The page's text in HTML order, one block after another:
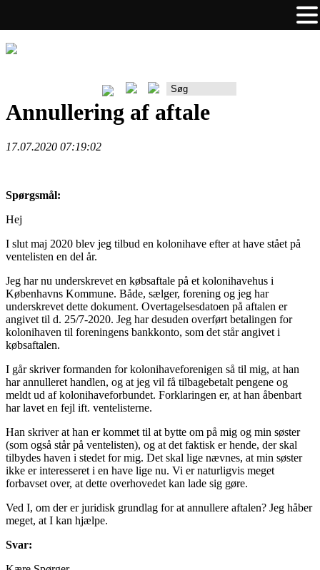
Annullering af aftale
17.07.2020 07:19:02
Spørgsmål:
Hej
I slut maj 2020 blev jeg tilbud en kolonihave efter at have stået på
ventelisten en del år.
Jeg har nu underskrevet en købsaftale på et kolonihavehus i
Københavns Kommune. Både, sælger, forening og jeg har
underskrevet dette dokument. Overtagelsesdatoen på aftalen er
angivet til d. 25/7-2020. Jeg har desuden overført betalingen for
kolonihaven til foreningens bankkonto, som det står angivet i
købsaftalen.
I går skriver formanden for kolonihaveforenigen så til mig, at han
har annulleret handlen, og at jeg vil få tilbagebetalt pengene og
meldt ud af kolonihaveforbundet. Forklaringen er, at han åbenbart
har lavet en fejl ift. ventelisterne.
Han skriver at han er kommet til at bytte om på mig og min søster
(som også står på ventelisten), og at det faktisk er hende, der skal
tilbydes haven i stedet for mig. Det skal lige nævnes, at min søster
ikke er interesseret i en have lige nu. Vi er naturligvis meget
forbavset over, at dette overhovedet kan lade sig gøre.
Ved I, om der er juridisk grundlag for at annullere aftalen? Jeg håber
meget, at I kan hjælpe.
Svar: